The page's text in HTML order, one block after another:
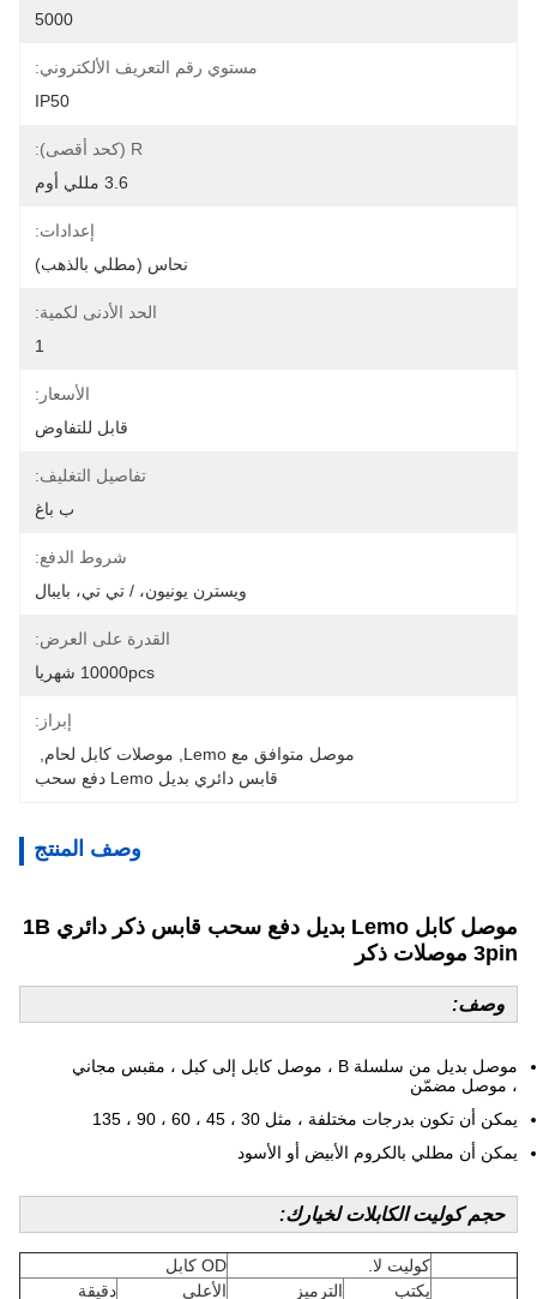
5000
مستوي رقم التعريف الألكتروني:
IP50
R (كحد أقصى):
3.6 مللي أوم
إعدادات:
نحاس (مطلي بالذهب)
الحد الأدنى لكمية:
1
الأسعار:
قابل للتفاوض
تفاصيل التغليف:
ب باغ
شروط الدفع:
ويسترن يونيون، / تي تي، بايبال
القدرة على العرض:
10000pcs شهريا
إبراز:
موصل متوافق مع Lemo
موصلات كابل لحام
قابس دائري بديل Lemo دفع سحب
وصف المنتج
موصل كابل Lemo بديل دفع سحب قابس ذكر دائري 1B
3pin موصلات ذكر
وصف:
موصل بديل من سلسلة B ، موصل كابل إلى كبل ، مقبس مجاني
، موصل مضمّن
يمكن أن تكون بدرجات مختلفة ، مثل 30 ، 45 ، 60 ، 90 ، 135
يمكن أن مطلي بالكروم الأبيض أو الأسود
حجم كوليت الكابلات لخيارك:
كوليت لا.
OD كابل
يكتب
الترميز الأعلى دقيقة